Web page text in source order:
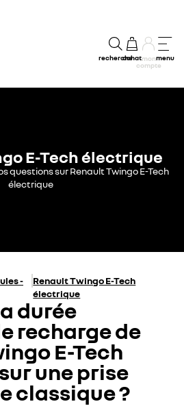
rechercheachatmon
compte
menu
E-Tech électrique
questions sur Renault Twingo E-Tech
électrique
-
Renault Twingo E-Tech
électrique
durée
recharge de
E-Tech
une prise
classique ?